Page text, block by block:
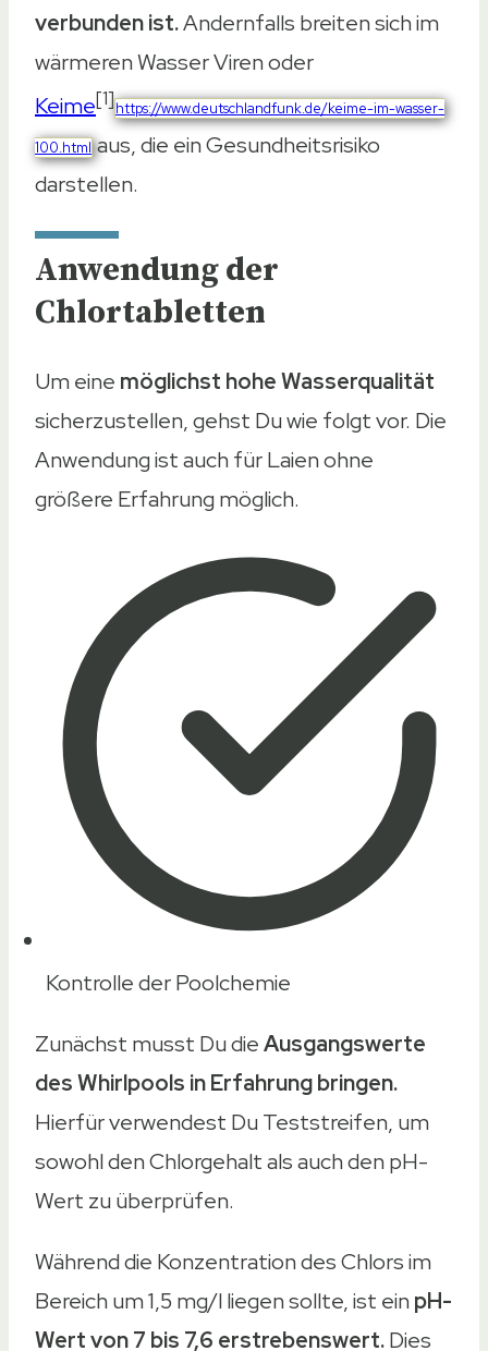
verbunden ist.Andernfalls breiten sich im
wärmeren Wasser Viren oder
Keime[1]https://www.deutschlandfunk.de/keime-im-wasser-
100.htmlaus, die ein Gesundheitsrisiko
darstellen.
Anwendung der
Chlortabletten
Um eine möglichst hohe Wasserqualität
sicherzustellen, gehst Du wie folgt vor. Die
Anwendung ist auch für Laien ohne
größere Erfahrung möglich.
Kontrolle der Poolchemie
Zunächst musst Du dieAusgangswerte
des Whirlpools in Erfahrung bringen.
Hierfür verwendest Du Teststreifen, um
sowohl den Chlorgehalt als auch den pH-
Wert zu überprüfen.
Während die Konzentration des Chlors im
Bereich um 1,5 mg/l liegen sollte, ist einpH-
Wert von 7 bis 7,6 erstrebenswert.Dies